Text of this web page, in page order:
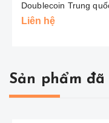
Doublecoin Trung quốc
(Hai Đồng Tiền )
Liên hệ
Sản phẩm đã